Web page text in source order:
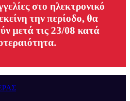
στο ηλεκτρονικό
την περίοδο, θα
μετά τις 23/08 κατά